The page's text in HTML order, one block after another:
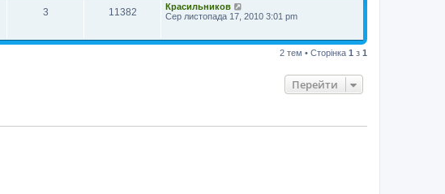
3 11382
Красильников
Сер листопада 17, 2010 3:01 pm
2 тем • Сторінка 1 з 1
Перейти